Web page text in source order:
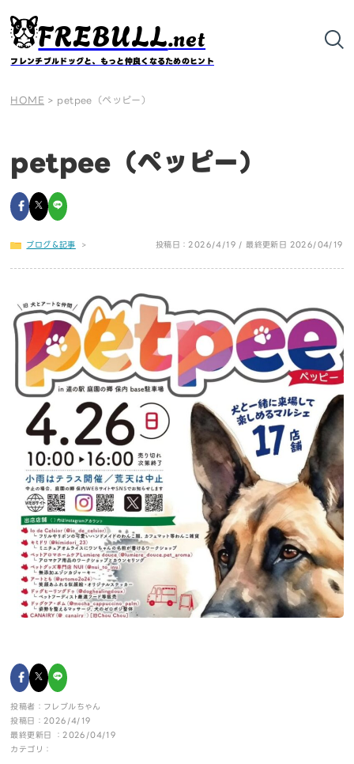
FREBULL.net
フレンチブルドッグと、もっと仲良くなるためのヒント
HOME > petpee（ペッピー）
petpee（ペッピー）
ブログ＆記事 > 投稿日：2026/4/19 / 最終更新日 2026/04/19
投稿者：フレブルちゃん
投稿日：2026/4/19
最終更新日 ：2026/04/19
カテゴリ：